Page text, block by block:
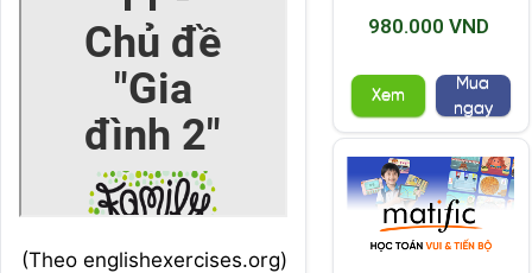
(Theo englishexercises.org)
980.000 VND
Xem
Mua
ngay